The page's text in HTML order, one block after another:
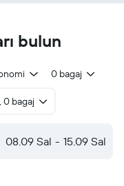
bulun
0 bagaj
0 bagaj
08.09 Sal - 15.09 Sal